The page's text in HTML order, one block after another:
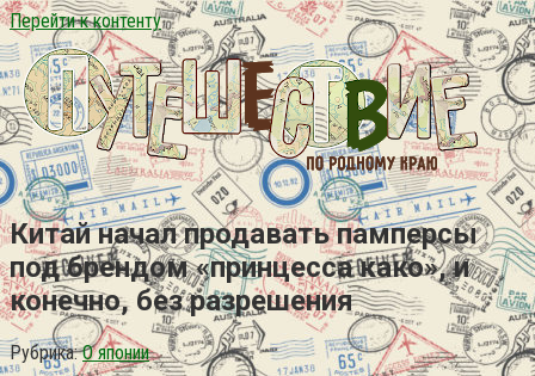
Перейти к контенту
Китай начал продавать памперсы
под брендом «принцесса како», и
конечно, без разрешения
Рубрика: О японии